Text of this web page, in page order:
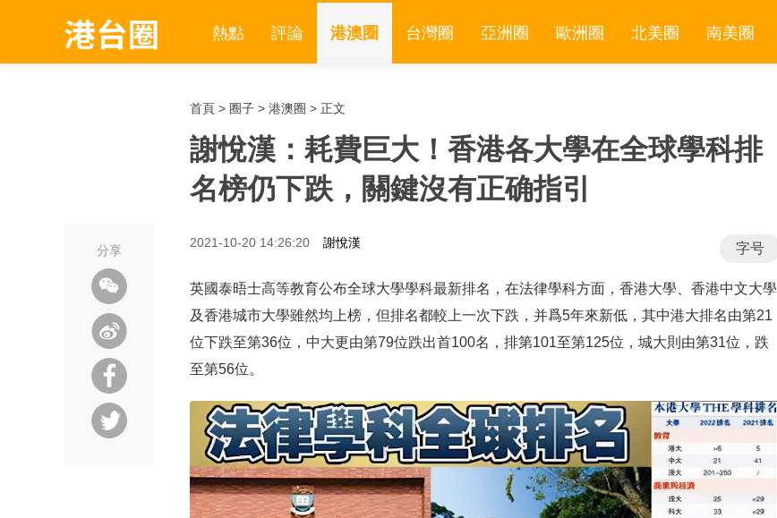
熱點 評論 港澳圈 台灣圈 亞洲圈 歐洲圈 北美圈 南美圈
首頁 > 圈子 > 港澳圈 > 正文
謝悅漢：耗費巨大！香港各大學在全球學科排
名榜仍下跌，關鍵沒有正确指引
2021-10-20 14:26:20 謝悅漢 字号
分享
英國泰晤士高等教育公布全球大學學科最新排名，在法律學科方面，香港大學、香港中文大學
及香港城市大學雖然均上榜，但排名都較上一次下跌，并爲5年來新低，其中港大排名由第21
位下跌至第36位，中大更由第79位跌出首100名，排第101至第125位，城大則由第31位，跌
至第56位。